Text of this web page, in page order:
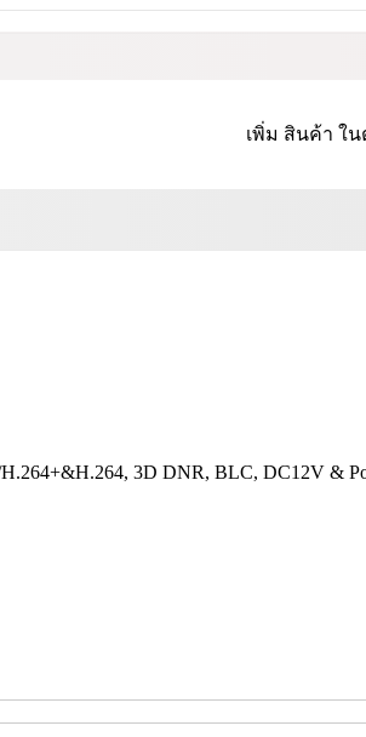
เพิ่ม สินค้า ใน
3D DNR, BLC, DC12V &